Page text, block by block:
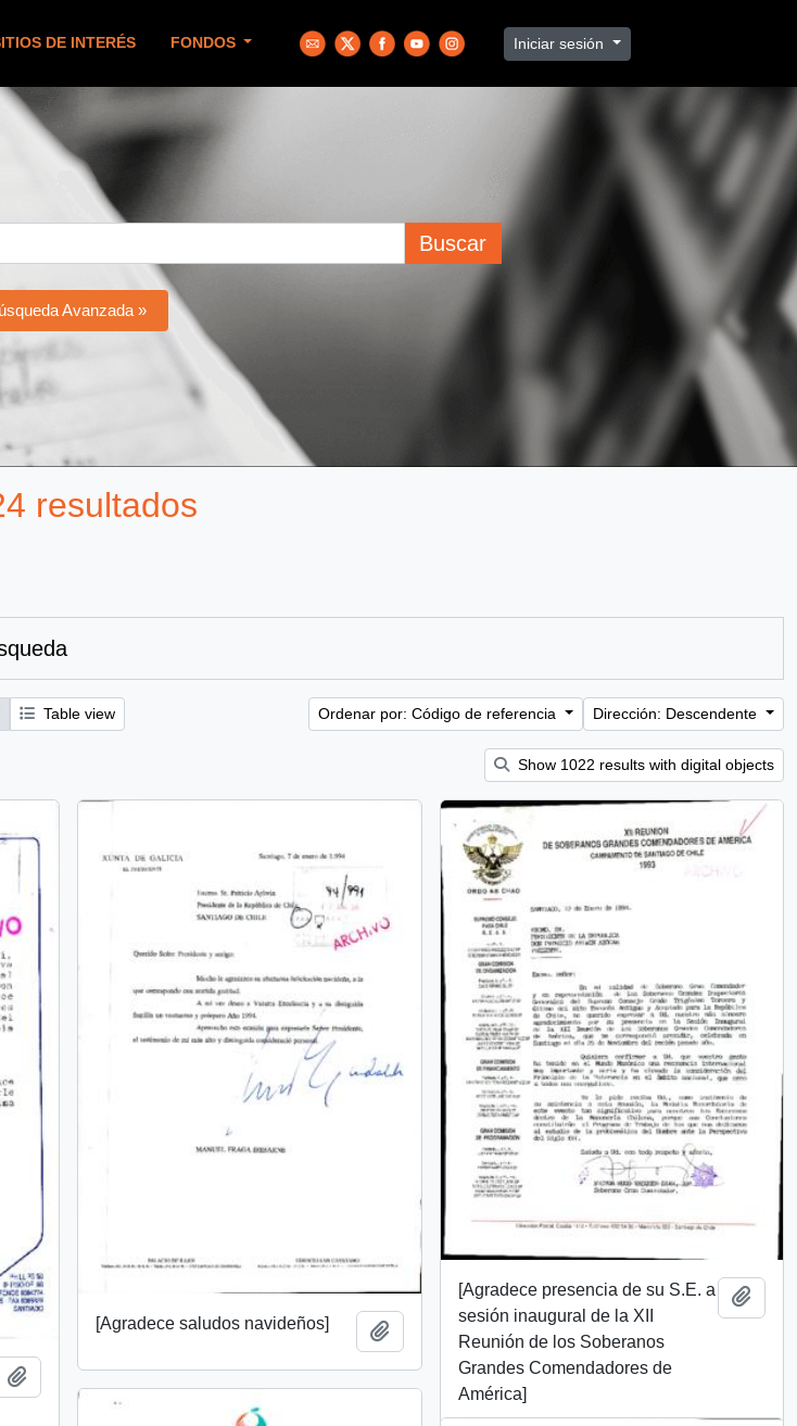
DE INTERÉS FONDOS Iniciar sesión
Buscar
Avanzada »
resultados
Table view Ordenar por: Código de referencia Dirección: Descendente
Show 1022 results with digital objects
Añadir al portapapeles
[Agradece saludos navideños] Añadir al portapapeles
[Agradece presencia de su S.E. a
sesión inaugural de la XII
Reunión de los Soberanos
Grandes Comendadores de
América]